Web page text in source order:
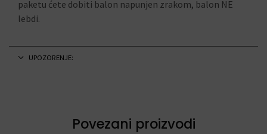
paketu ćete dobiti balon napunjen zrakom, balon NE
lebdi.
UPOZORENJE:
Povezani proizvodi